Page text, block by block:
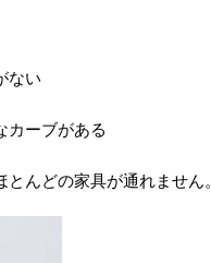
ない
カーブがある
んどの家具が通れません。